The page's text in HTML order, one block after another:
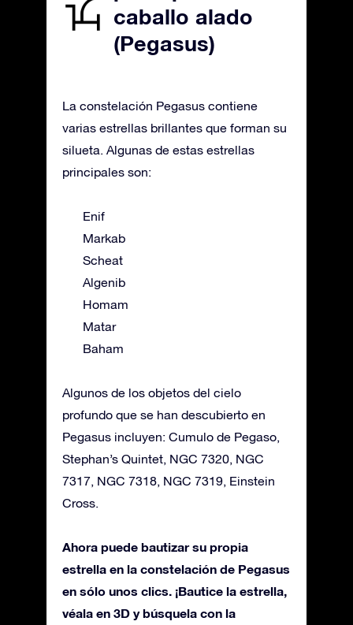
caballo alado
(Pegasus)
La constelación Pegasus contiene
varias estrellas brillantes que forman su
silueta. Algunas de estas estrellas
principales son:
Enif
Markab
Scheat
Algenib
Homam
Matar
Baham
Algunos de los objetos del cielo
profundo que se han descubierto en
Pegasus incluyen: Cumulo de Pegaso,
Stephan’s Quintet, NGC 7320, NGC
7317, NGC 7318, NGC 7319, Einstein
Cross.
Ahora puede bautizar su propia
estrella en la constelación de Pegasus
en sólo unos clics. ¡Bautice la estrella,
véala en 3D y búsquela con la